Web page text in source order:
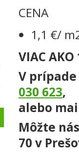
CENA
1,1 €/
VIAC AKO
V
030 623,
alebo
Môžte
70 v